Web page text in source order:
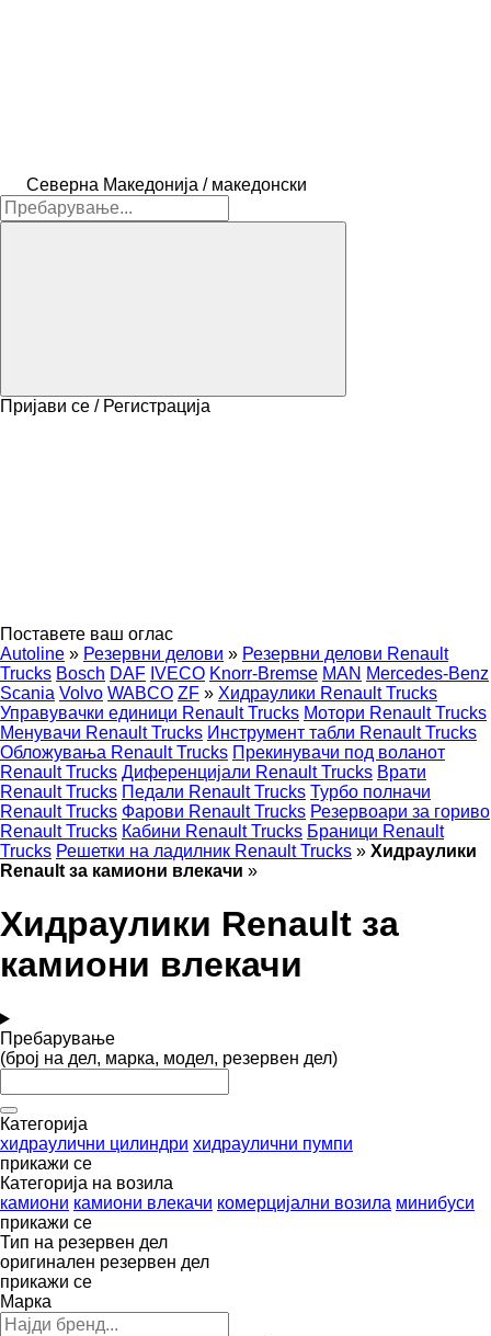
Северна Македонија / македонски
Пријави се / Регистрација
Поставете ваш оглас
Autoline » Резервни делови » Резервни делови Renault
Trucks Bosch DAF IVECO Knorr-Bremse MAN Mercedes-Benz
Scania Volvo WABCO ZF » Хидраулики Renault Trucks
Управувачки единици Renault Trucks Мотори Renault Trucks
Менувачи Renault Trucks Инструмент табли Renault Trucks
Обложувања Renault Trucks Прекинувачи под воланот
Renault Trucks Диференцијали Renault Trucks Врати
Renault Trucks Педали Renault Trucks Турбо полначи
Renault Trucks Фарови Renault Trucks Резервоари за гориво
Renault Trucks Кабини Renault Trucks Браници Renault
Trucks Решетки на ладилник Renault Trucks » Хидраулики
Renault за камиони влекачи »
Хидраулики Renault за
камиони влекачи
Пребарување
(број на дел, марка, модел, резервен дел)
Категорија
хидраулични цилиндри хидраулични пумпи
прикажи се
Категорија на возила
камиони камиони влекачи комерцијални возила минибуси
прикажи се
Тип на резервен дел
оригинален резервен дел
прикажи се
Марка